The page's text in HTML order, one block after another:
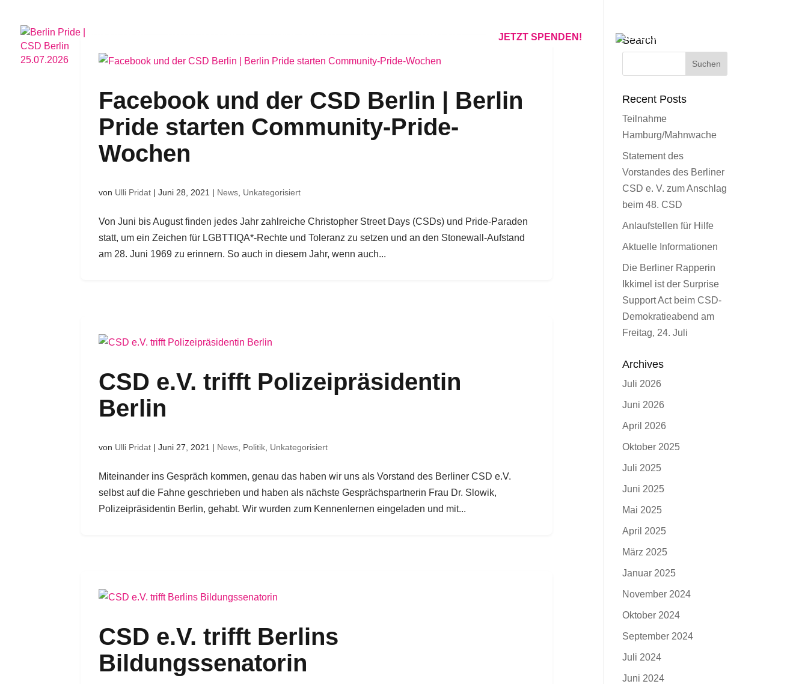
JETZT SPENDEN!
Facebook und der CSD Berlin | Berlin
Pride starten Community-Pride-
Wochen
von Ulli Pridat |Juni 28, 2021 | News Unkategorisiert
Von Juni bis August finden jedes Jahr zahlreiche Christopher Street Days (CSDs) und Pride-Paraden
statt, um ein Zeichen für LGBTTIQA*-Rechte und Toleranz zu setzen und an den Stonewall-Aufstand
am 28. Juni 1969 zu erinnern. So auch in diesem Jahr, wenn auch...
CSD e.V. trifft Polizeipräsidentin
Berlin
von Ulli Pridat |Juni 27, 2021 | News Politik Unkategorisiert
Miteinander ins Gespräch kommen, genau das haben wir uns als Vorstand des Berliner CSD e.V.
selbst auf die Fahne geschrieben und haben als nächste Gesprächspartnerin Frau Dr. Slowik,
Polizeipräsidentin Berlin, gehabt. Wir wurden zum Kennenlernen eingeladen und mit...
CSD e.V. trifft Berlins
Bildungssenatorin
Search
Recent Posts
Teilnahme
Hamburg/Mahnwache
Statement des
Vorstandes des Berliner
CSD e. V. zum Anschlag
beim 48. CSD
Anlaufstellen für Hilfe
Aktuelle Informationen
Die Berliner Rapperin
Ikkimel ist der Surprise
Support Act beim CSD-
Demokratieabend am
Freitag, 24. Juli
Archives
Juli 2026
Juni 2026
April 2026
Oktober 2025
Juli 2025
Juni 2025
Mai 2025
April 2025
März 2025
Januar 2025
November 2024
Oktober 2024
September 2024
Juli 2024
Juni 2024